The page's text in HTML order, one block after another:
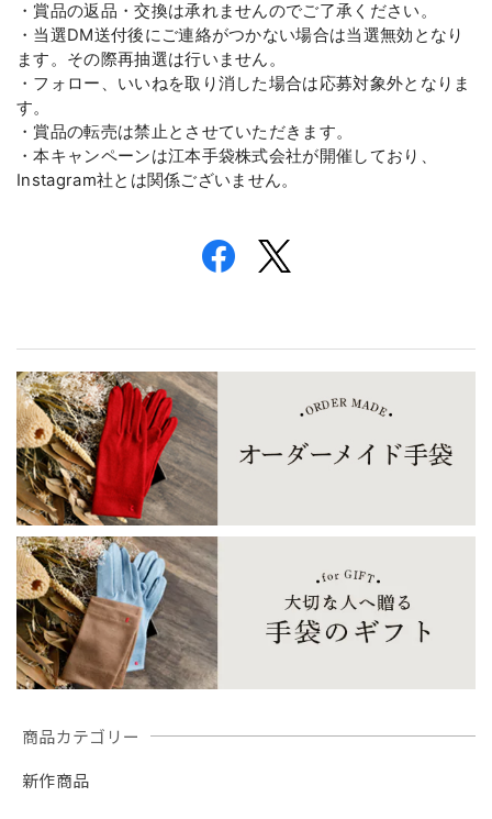
商品カテゴリー
新作商品
・賞品の返品・交換は承れませんのでご了承ください。
・当選DM送付後にご連絡がつかない場合は当選無効となり
ます。その際再抽選は行いません。
・フォロー、いいねを取り消した場合は応募対象外となりま
す。
・賞品の転売は禁止とさせていただきます。
・本キャンペーンは江本手袋株式会社が開催しており、
Instagram社とは関係ございません。